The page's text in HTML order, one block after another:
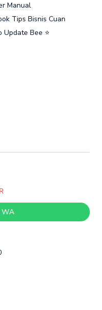
Manual
Tips Bisnis Cuan
Update Bee ⭐
WA